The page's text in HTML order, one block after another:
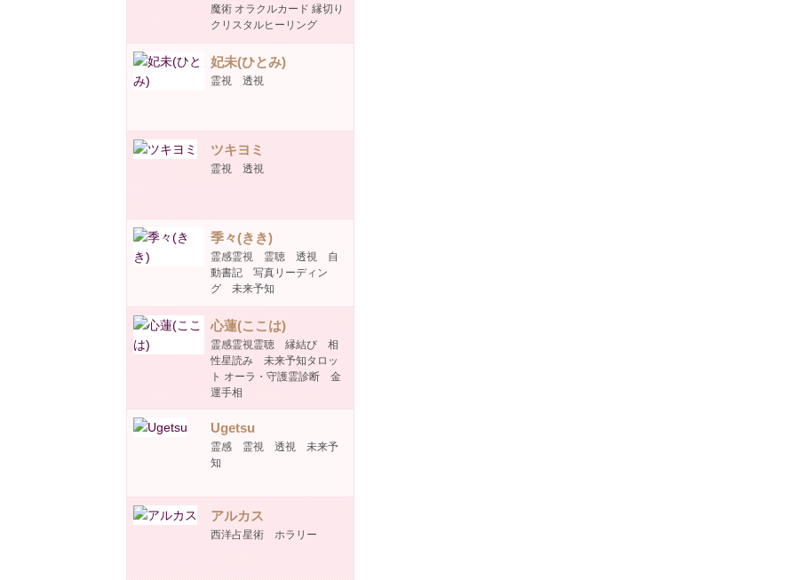
魔術 オラクルカード 縁切り
クリスタルヒーリング
妃未(ひとみ)
霊視 透視
ツキヨミ
霊視 透視
季々(きき)
霊感霊視 霊聴 透視 自
動書記 写真リーディン
グ 未来予知
心蓮(ここは)
霊感霊視霊聴 縁結び 相
性星読み 未来予知タロッ
ト オーラ・守護霊診断 金
運手相
Ugetsu
霊感 霊視 透視 未来予
知
アルカス
西洋占星術 ホラリー